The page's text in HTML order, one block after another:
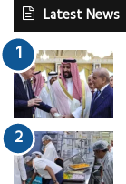
Latest News